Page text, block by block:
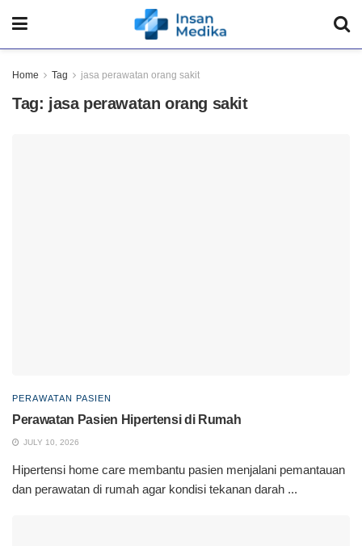
Home Tag jasa perawatan orang sakit
Tag: jasa perawatan orang sakit
PERAWATAN PASIEN
Perawatan Pasien Hipertensi di Rumah
JULY 10, 2026
Hipertensi home care membantu pasien menjalani pemantauan
dan perawatan di rumah agar kondisi tekanan darah ...